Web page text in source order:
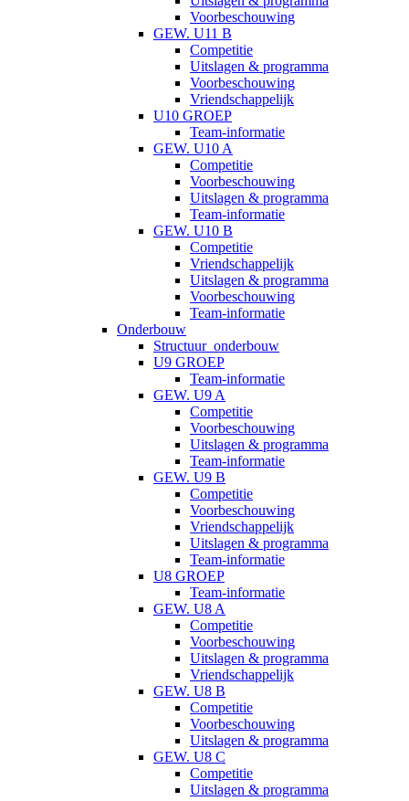
Voorbeschouwing
GEW. U11 B
Competitie
Uitslagen & programma
Voorbeschouwing
Vriendschappelijk
U10 GROEP
Team-informatie
GEW. U10 A
Competitie
Voorbeschouwing
Uitslagen & programma
Team-informatie
GEW. U10 B
Competitie
Vriendschappelijk
Uitslagen & programma
Voorbeschouwing
Team-informatie
Onderbouw
Structuur_onderbouw
U9 GROEP
Team-informatie
GEW. U9 A
Competitie
Voorbeschouwing
Uitslagen & programma
Team-informatie
GEW. U9 B
Competitie
Voorbeschouwing
Vriendschappelijk
Uitslagen & programma
Team-informatie
U8 GROEP
Team-informatie
GEW. U8 A
Competitie
Voorbeschouwing
Uitslagen & programma
Vriendschappelijk
GEW. U8 B
Competitie
Voorbeschouwing
Uitslagen & programma
GEW. U8 C
Competitie
Uitslagen & programma